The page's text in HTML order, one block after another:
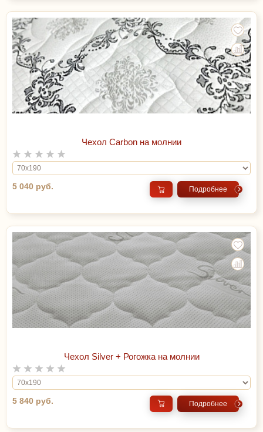
Чехол Carbon на молнии
5 040 руб. Подробнее
Чехол Silver + Рогожка на молнии
5 840 руб. Подробнее